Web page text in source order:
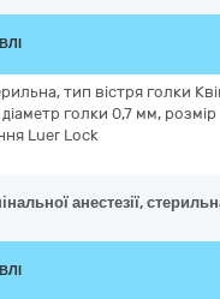
тип вістря голки
голки 0,7 мм, розмір
Luer Lock
анестезії,